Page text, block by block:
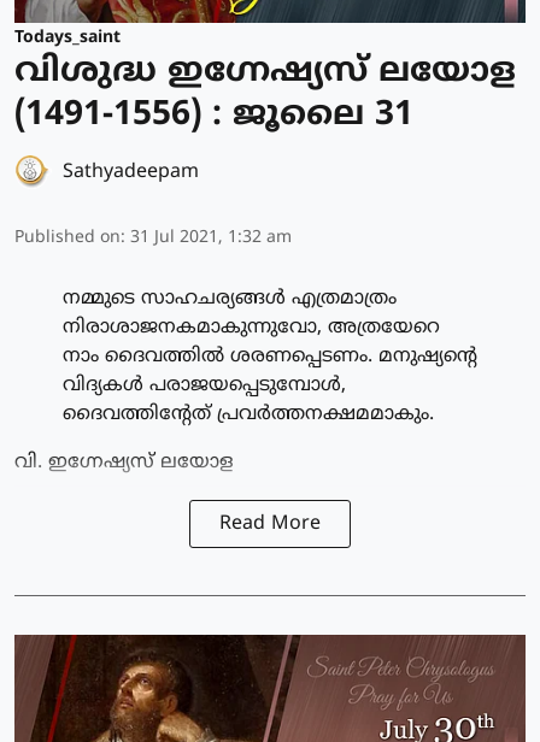
Todays_saint
വിശുദ്ധ ഇഗ്നേഷ്യസ് ലയോള
(1491-1556) : ജൂലൈ 31
Sathyadeepam
Published on: 31 Jul 2021, 1:32 am
നമ്മുടെ സാഹചര്യങ്ങള്‍ എത്രമാത്രം
നിരാശാജനകമാകുന്നുവോ, അത്രയേറെ
നാം ദൈവത്തില്‍ ശരണപ്പെടണം. മനുഷ്യന്റെ
വിദ്യകള്‍ പരാജയപ്പെടുമ്പോള്‍,
ദൈവത്തിന്റേത് പ്രവര്‍ത്തനക്ഷമമാകും.
വി. ഇഗ്നേഷ്യസ് ലയോള
Read More